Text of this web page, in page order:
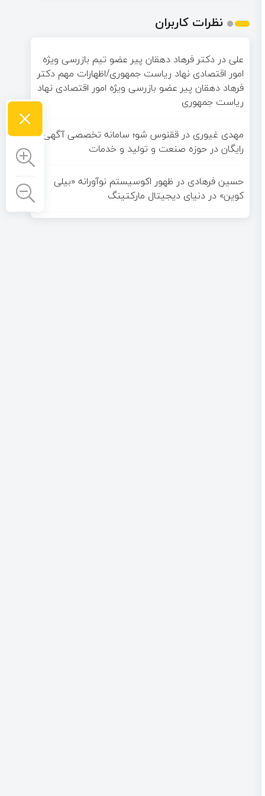
نظرات کاربران
علیدر دکتر فرهاد دهقان پیر عضو تيم بازرسی ويژه
امور اقتصادی نهاد رياست جمهوری/اظهارات مهم دکتر
فرهاد دهقان پیر عضو بازرسی ویژه امور اقتصادی نهاد
ریاست جمهوری
مهدی غیوری در ققنوس شو؛ سامانه تخصصی آگهی
رایگان در حوزه صنعت و تولید و خدمات
حسین فرهادی در ظهور اکوسیستم نوآورانه «بیلی
کوین» در دنیای دیجیتال مارکتینگ
×